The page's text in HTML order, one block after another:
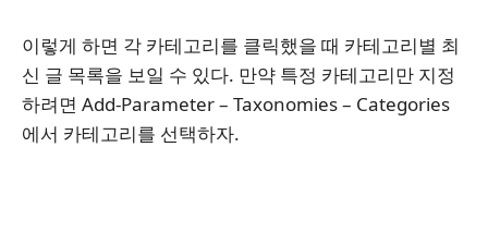
이렇게 하면 각 카테고리를 클릭했을 때 카테고리별 최
신 글 목록을 보일 수 있다. 만약 특정 카테고리만 지정
하려면 Add-Parameter – Taxonomies – Categories
에서 카테고리를 선택하자.